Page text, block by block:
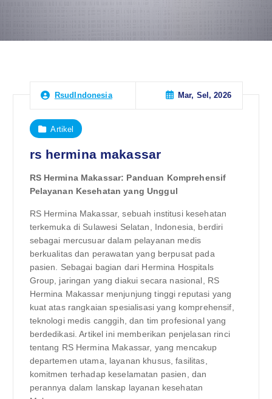
RsudIndonesia Mar, Sel, 2026
Artikel
rs hermina makassar
RS Hermina Makassar: Panduan Komprehensif
Pelayanan Kesehatan yang Unggul
RS Hermina Makassar, sebuah institusi kesehatan
terkemuka di Sulawesi Selatan, Indonesia, berdiri
sebagai mercusuar dalam pelayanan medis
berkualitas dan perawatan yang berpusat pada
pasien. Sebagai bagian dari Hermina Hospitals
Group, jaringan yang diakui secara nasional, RS
Hermina Makassar menjunjung tinggi reputasi yang
kuat atas rangkaian spesialisasi yang komprehensif,
teknologi medis canggih, dan tim profesional yang
berdedikasi. Artikel ini memberikan penjelasan rinci
tentang RS Hermina Makassar, yang mencakup
departemen utama, layanan khusus, fasilitas,
komitmen terhadap keselamatan pasien, dan
perannya dalam lanskap layanan kesehatan